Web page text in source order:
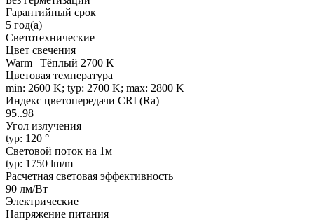
Гарантийный срок
5 год(а)
Светотехнические
Цвет свечения
Warm | Тёплый 2700 K
Цветовая температура
min: 2600 K; typ: 2700 K; max: 2800 K
Индекс цветопередачи CRI (Ra)
95..98
Угол излучения
typ: 120 °
Световой поток на 1м
typ: 1750 lm/m
Расчетная световая эффективность
90 лм/Вт
Электрические
Напряжение питания